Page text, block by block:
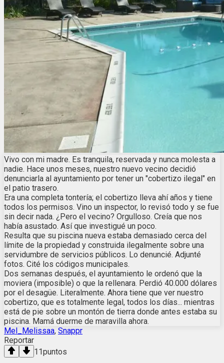
Vivo con mi madre. Es tranquila, reservada y nunca molesta a
nadie. Hace unos meses, nuestro nuevo vecino decidió
denunciarla al ayuntamiento por tener un "cobertizo ilegal" en
el patio trasero.
Era una completa tontería; el cobertizo lleva ahí años y tiene
todos los permisos. Vino un inspector, lo revisó todo y se fue
sin decir nada. ¿Pero el vecino? Orgulloso. Creía que nos
había asustado. Así que investigué un poco.
Resulta que su piscina nueva estaba demasiado cerca del
límite de la propiedad y construida ilegalmente sobre una
servidumbre de servicios públicos. Lo denuncié. Adjunté
fotos. Cité los códigos municipales.
Dos semanas después, el ayuntamiento le ordenó que la
moviera (imposible) o que la rellenara. Perdió 40.000 dólares
por el desagüe. Literalmente. Ahora tiene que ver nuestro
cobertizo, que es totalmente legal, todos los días... mientras
está de pie sobre un montón de tierra donde antes estaba su
piscina. Mamá duerme de maravilla ahora.
Mel_Melissaa, Snappr
Reportar
11puntos